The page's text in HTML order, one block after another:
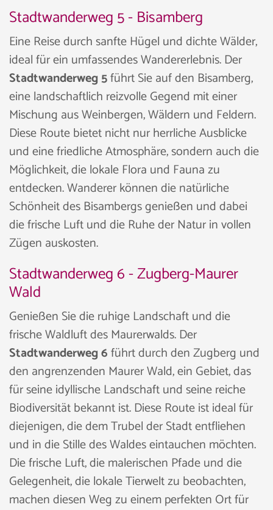
Stadtwanderweg 5 - Bisamberg
Eine Reise durch sanfte Hügel und dichte Wälder,
ideal für ein umfassendes Wandererlebnis. Der
Stadtwanderweg 5führt Sie auf den Bisamberg,
eine landschaftlich reizvolle Gegend mit einer
Mischung aus Weinbergen, Wäldern und Feldern.
Diese Route bietet nicht nur herrliche Ausblicke
und eine friedliche Atmosphäre, sondern auch die
Möglichkeit, die lokale Flora und Fauna zu
entdecken. Wanderer können die natürliche
Schönheit des Bisambergs genießen und dabei
die frische Luft und die Ruhe der Natur in vollen
Zügen auskosten.
Stadtwanderweg 6 - Zugberg-Maurer
Wald
Genießen Sie die ruhige Landschaft und die
frische Waldluft des Maurerwalds. Der
Stadtwanderweg 6führt durch den Zugberg und
den angrenzenden Maurer Wald, ein Gebiet, das
für seine idyllische Landschaft und seine reiche
Biodiversität bekannt ist. Diese Route ist ideal für
diejenigen, die dem Trubel der Stadt entfliehen
und in die Stille des Waldes eintauchen möchten.
Die frische Luft, die malerischen Pfade und die
Gelegenheit, die lokale Tierwelt zu beobachten,
machen diesen Weg zu einem perfekten Ort für